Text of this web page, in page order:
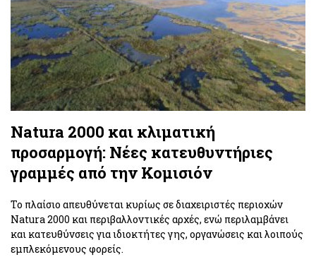
Natura 2000 και κλιματική
προσαρμογή: Νέες κατευθυντήριες
γραμμές από την Κομισιόν
Το πλαίσιο απευθύνεται κυρίως σε διαχειριστές περιοχών
Natura 2000 και περιβαλλοντικές αρχές, ενώ περιλαμβάνει
και κατευθύνσεις για ιδιοκτήτες γης, οργανώσεις και λοιπούς
εμπλεκόμενους φορείς.